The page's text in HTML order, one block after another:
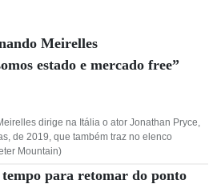
Meirelles
estado e mercado free”
dirige na Itália o ator Jonathan Pryce,
de 2019, que também traz no elenco
Mountain)
para retomar do ponto